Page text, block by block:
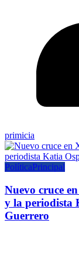
primicia
PolíticaPrincipal
Nuevo cruce
y la periodista
Guerrero